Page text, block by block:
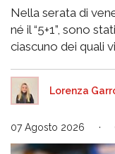
Nella serata di
né il “5+1”, sono
ciascuno dei quali
Lorenza
07 Agosto 2026